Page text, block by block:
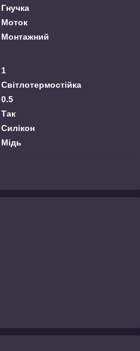
Гнучка
Моток
Монтажний
1
Світлотермостійка
0.5
Так
Силікон
Мідь